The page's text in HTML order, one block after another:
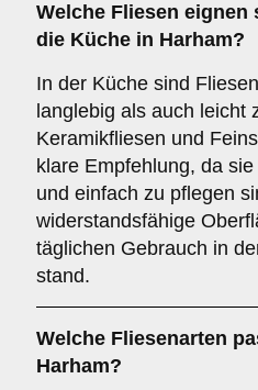
Welche Fliesen eignen
die Küche in Harham?
In der Küche sind
langlebig als auch leicht
Keramikfliesen und
klare Empfehlung, da
und einfach zu pflegen
widerstandsfähige
täglichen Gebrauch in
stand.
Welche Fliesenarten
Harham?